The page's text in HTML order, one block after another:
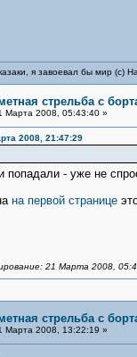
я завоевал бы мир (с)
стрельба с
Марта 2008, 05:43:40 »
2008, 21:47:29
попадали - уже не
на первой странице
21 Марта 2008,
стрельба с
Марта 2008, 13:22:19 »